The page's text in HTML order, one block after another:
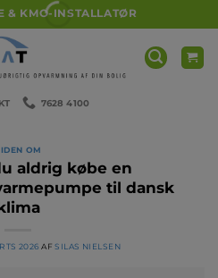
& KMO-INSTALLATØR
7628 4100
OM
aldrig købe en
til dansk
2026 AFSILAS NIELSEN